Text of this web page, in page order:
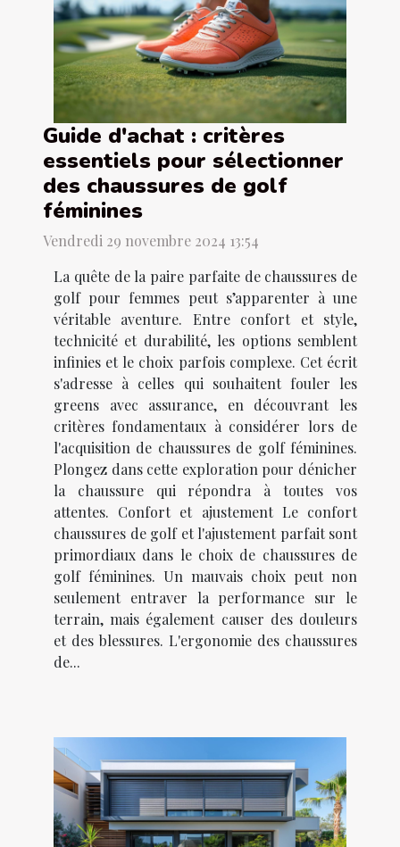
Guide d'achat : critères
essentiels pour sélectionner
des chaussures de golf
féminines
Vendredi 29 novembre 2024 13:54
La quête de la paire parfaite de chaussures de
golf pour femmes peut s’apparenter à une
véritable aventure. Entre confort et style,
technicité et durabilité, les options semblent
infinies et le choix parfois complexe. Cet écrit
s'adresse à celles qui souhaitent fouler les
greens avec assurance, en découvrant les
critères fondamentaux à considérer lors de
l'acquisition de chaussures de golf féminines.
Plongez dans cette exploration pour dénicher
la chaussure qui répondra à toutes vos
attentes. Confort et ajustement Le confort
chaussures de golf et l'ajustement parfait sont
primordiaux dans le choix de chaussures de
golf féminines. Un mauvais choix peut non
seulement entraver la performance sur le
terrain, mais également causer des douleurs
et des blessures. L'ergonomie des chaussures
de...